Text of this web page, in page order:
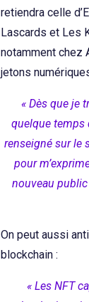
retiendra celle
Lascards et Les
notamment chez
jetons
« Dès que je
quelque temps
renseigné sur le
pour
nouveau
On peut aussi
blockchain :
« Les NFT